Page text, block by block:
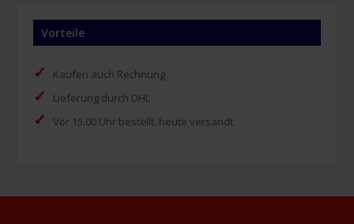
Vorteile
✓ Kaufen auch Rechnung
✓ Lieferung durch DHL
✓ Vor 15.00 Uhr bestellt, heute versandt